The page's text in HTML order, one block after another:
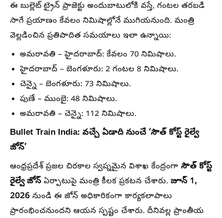
ఈ బుల్లెట్ ట్రైన్ ప్రాజెక్టు అందుబాటులోకి వస్తే, గంటల తరబడి
సాగే ప్రయాణం కేవలం నిమిషాల్లోనే ముగియనుంది. మంత్రి
వెల్లడించిన ప్రతిపాదిత సమయాలు ఇలా ఉన్నాయి:
అమరావతి – హైదరాబాద్: కేవలం 70 నిమిషాలు.
హైదరాబాద్ – బెంగళూరు: 2 గంటల 8 నిమిషాలు.
చెన్నై – బెంగళూరు: 73 నిమిషాలు.
పుణే – ముంబై: 48 నిమిషాలు.
అమరావతి – చెన్నై: 112 నిమిషాలు.
Bullet Train India: వచ్చే ఏడాది నుంచే ‘సౌత్ కోస్ట్ రైల్వే
జోన్’
ఆంధ్రప్రదేశ్ ప్రజల చిరకాల స్వప్నమైన విశాఖ కేంద్రంగా సౌత్ కోస్ట్
రైల్వే జోన్ ఏర్పాటుపై మంత్రి కీలక ప్రకటన చేశారు. జూన్ 1,
2026 నుండి ఈ జోన్ అధికారికంగా కార్యకలాపాలు
ప్రారంభించనుందని ఆయన స్పష్టం చేశారు. దీనివల్ల ప్రాంతీయ